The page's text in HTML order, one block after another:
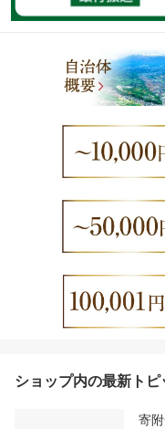
ショップ内の最新トピ
寄